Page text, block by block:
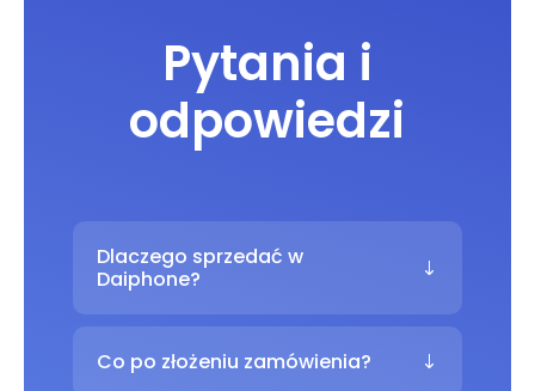
Pytania i
odpowiedzi
Dlaczego sprzedać w
Daiphone?
Co po złożeniu zamówienia?